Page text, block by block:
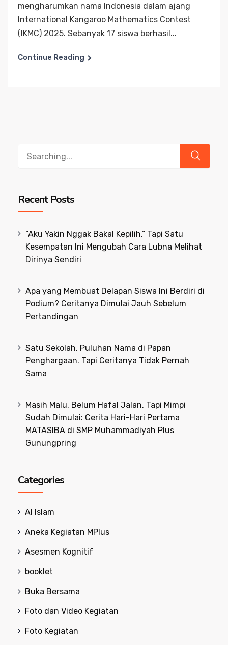
mengharumkan nama Indonesia dalam ajang
International Kangaroo Mathematics Contest
(IKMC) 2025. Sebanyak 17 siswa berhasil...
Continue Reading
Recent Posts
“Aku Yakin Nggak Bakal Kepilih.” Tapi Satu
Kesempatan Ini Mengubah Cara Lubna Melihat
Dirinya Sendiri
Apa yang Membuat Delapan Siswa Ini Berdiri di
Podium? Ceritanya Dimulai Jauh Sebelum
Pertandingan
Satu Sekolah, Puluhan Nama di Papan
Penghargaan. Tapi Ceritanya Tidak Pernah
Sama
Masih Malu, Belum Hafal Jalan, Tapi Mimpi
Sudah Dimulai: Cerita Hari-Hari Pertama
MATASIBA di SMP Muhammadiyah Plus
Gunungpring
Categories
Al Islam
Aneka Kegiatan MPlus
Asesmen Kognitif
booklet
Buka Bersama
Foto dan Video Kegiatan
Foto Kegiatan